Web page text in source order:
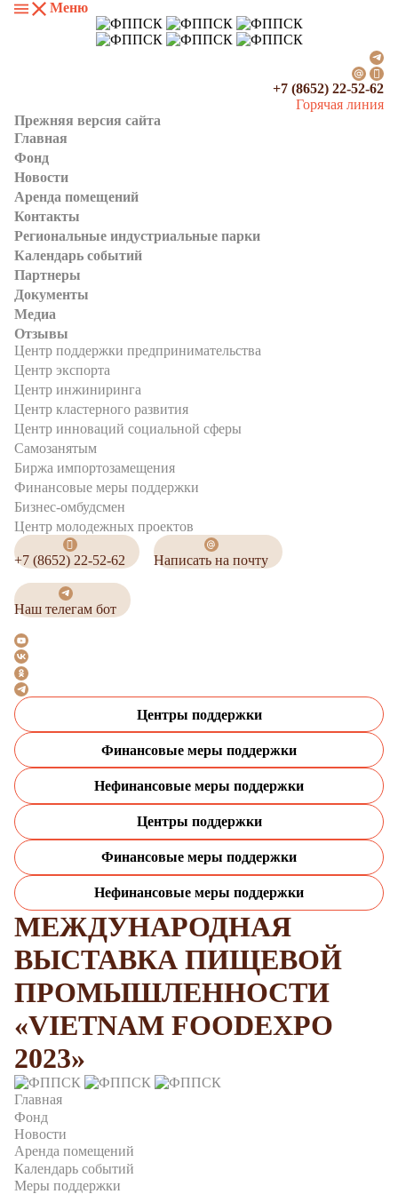
Меню
+7 (8652) 22-52-62
Горячая линия
Прежняя версия сайта
Главная
Фонд
Новости
Аренда помещений
Контакты
Региональные индустриальные парки
Календарь событий
Партнеры
Документы
Медиа
Отзывы
Центр поддержки предпринимательства
Центр экспорта
Центр инжиниринга
Центр кластерного развития
Центр инноваций социальной сферы
Cамозанятым
Биржа импортозамещения
Финансовые меры поддержки
Бизнес-омбудсмен
Центр молодежных проектов
+7 (8652) 22-52-62 Написать на почту
Наш телегам бот
Центры поддержки
Финансовые меры поддержки
Нефинансовые меры поддержки
Центры поддержки
Финансовые меры поддержки
Нефинансовые меры поддержки
МЕЖДУНАРОДНАЯ
ВЫСТАВКА ПИЩЕВОЙ
ПРОМЫШЛЕННОСТИ
«VIETNAM FOODEXPO
2023»
Главная
Фонд
Новости
Аренда помещений
Календарь событий
Меры поддержки